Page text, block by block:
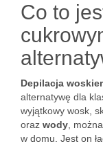
Co to
Depilacja
alternatywę dla
wyjątkowy wosk,
oraz wody ,
w domu. Jest on